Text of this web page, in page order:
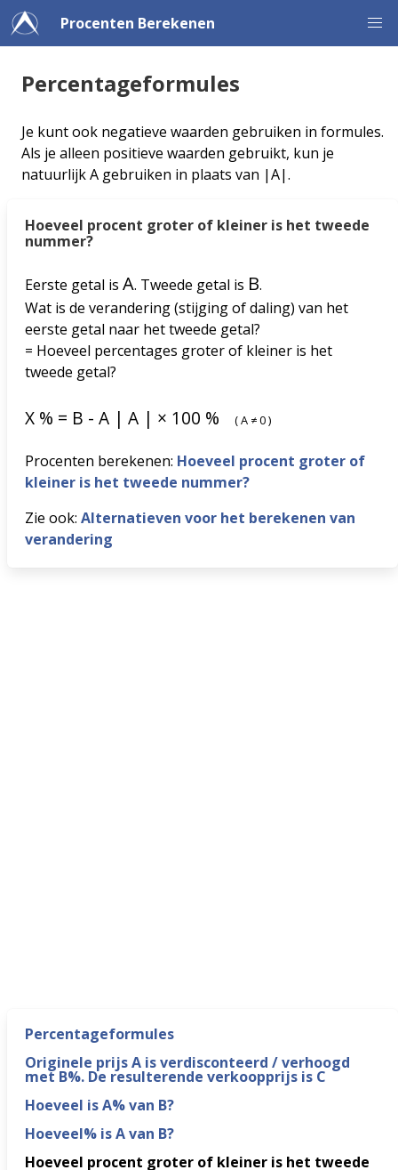
Procenten Berekenen
Percentageformules
Je kunt ook negatieve waarden gebruiken in formules.
Als je alleen positieve waarden gebruikt, kun je
natuurlijk A gebruiken in plaats van |A|.
Hoeveel procent groter of kleiner is het tweede
nummer?
Eerste getal is A. Tweede getal is B.
Wat is de verandering (stijging of daling) van het
eerste getal naar het tweede getal?
= Hoeveel percentages groter of kleiner is het
tweede getal?
X % = B - A | A | × 100 % (A ≠0)
Procenten berekenen: Hoeveel procent groter of
kleiner is het tweede nummer?
Zie ook: Alternatieven voor het berekenen van
verandering
Percentageformules
Originele prijs A is verdisconteerd / verhoogd
met B%. De resulterende verkoopprijs is C
Hoeveel is A% van B?
Hoeveel% is A van B?
Hoeveel procent groter of kleiner is het tweede